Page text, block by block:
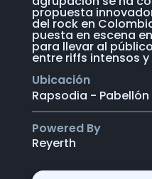
propuesta
del rock en
puesta en escena
para llevar al
entre riffs intensos
Ubicación
Rapsodia - Pabellón
Powered By
Reyerth